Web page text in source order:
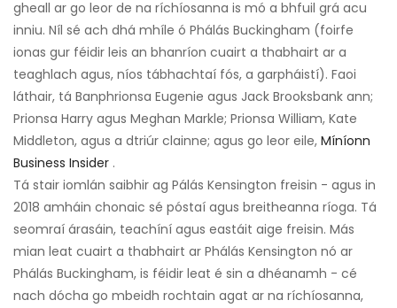
gheall ar go leor de na ríchíosanna is mó a bhfuil grá acu
inniu. Níl sé ach dhá mhíle ó Phálás Buckingham (foirfe
ionas gur féidir leis an bhanríon cuairt a thabhairt ar a
teaghlach agus, níos tábhachtaí fós, a garpháistí). Faoi
láthair, tá Banphrionsa Eugenie agus Jack Brooksbank ann;
Prionsa Harry agus Meghan Markle; Prionsa William, Kate
Middleton, agus a dtriúr clainne; agus go leor eile, Míníonn
Business Insider .
Tá stair iomlán saibhir ag Pálás Kensington freisin - agus in
2018 amháin chonaic sé póstaí agus breitheanna ríoga. Tá
seomraí árasáin, teachíní agus eastáit aige freisin. Más
mian leat cuairt a thabhairt ar Phálás Kensington nó ar
Phálás Buckingham, is féidir leat é sin a dhéanamh - cé
nach dócha go mbeidh rochtain agat ar na ríchíosanna,